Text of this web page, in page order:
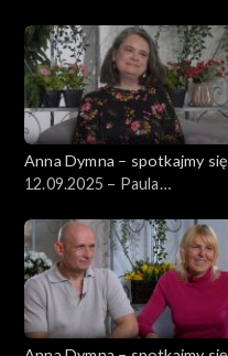
Anna Dymna – spotkajmy się
12.09.2025 – Paula